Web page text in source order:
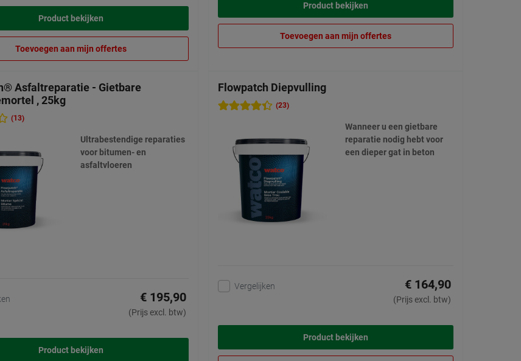
Product bekijken
Toevoegen aan mijn offertes
Product bekijken
Toevoegen aan mijn offertes
Asfaltreparatie - Gietbare
, 25kg
(13)
Ultrabestendige reparaties
voor bitumen- en
asfaltvloeren
€ 195,90
(Prijs excl. btw)
Product bekijken
Flowpatch Diepvulling
(23)
Wanneer u een gietbare
reparatie nodig hebt voor
een dieper gat in beton
Vergelijken € 164,90
(Prijs excl. btw)
Product bekijken